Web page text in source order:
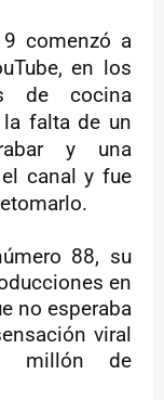
comenzó a
en los
de cocina
la falta de un
y una
canal y fue
88, su
en
no esperaba
viral
millón de